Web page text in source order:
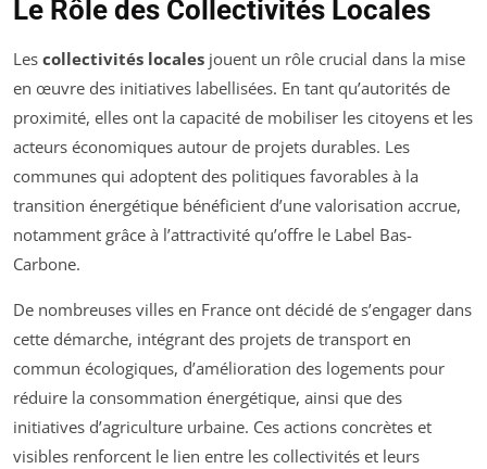
Le Rôle des Collectivités Locales
Les collectivités locales jouent un rôle crucial dans la mise
en œuvre des initiatives labellisées. En tant qu’autorités de
proximité, elles ont la capacité de mobiliser les citoyens et les
acteurs économiques autour de projets durables. Les
communes qui adoptent des politiques favorables à la
transition énergétique bénéficient d’une valorisation accrue,
notamment grâce à l’attractivité qu’offre le Label Bas-
Carbone.
De nombreuses villes en France ont décidé de s’engager dans
cette démarche, intégrant des projets de transport en
commun écologiques, d’amélioration des logements pour
réduire la consommation énergétique, ainsi que des
initiatives d’agriculture urbaine. Ces actions concrètes et
visibles renforcent le lien entre les collectivités et leurs